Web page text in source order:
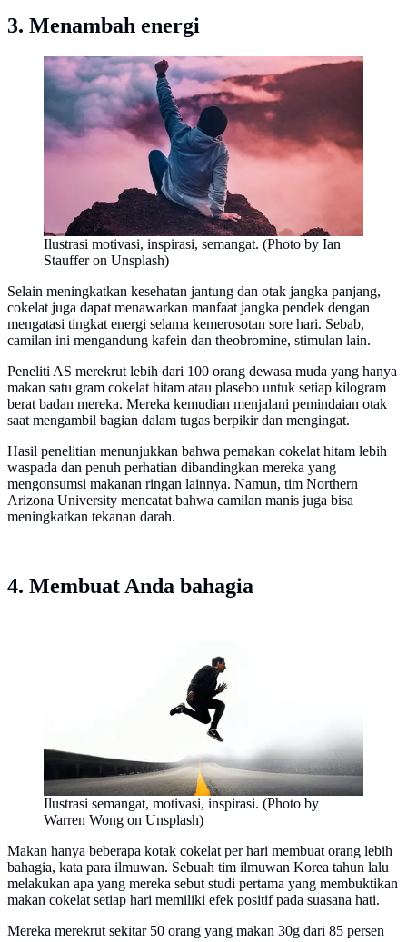
3. Menambah energi
Ilustrasi motivasi, inspirasi, semangat. (Photo by Ian
Stauffer on Unsplash)
Selain meningkatkan kesehatan jantung dan otak jangka panjang,
cokelat juga dapat menawarkan manfaat jangka pendek dengan
mengatasi tingkat energi selama kemerosotan sore hari. Sebab,
camilan ini mengandung kafein dan theobromine, stimulan lain.
Peneliti AS merekrut lebih dari 100 orang dewasa muda yang hanya
makan satu gram cokelat hitam atau plasebo untuk setiap kilogram
berat badan mereka. Mereka kemudian menjalani pemindaian otak
saat mengambil bagian dalam tugas berpikir dan mengingat.
Hasil penelitian menunjukkan bahwa pemakan cokelat hitam lebih
waspada dan penuh perhatian dibandingkan mereka yang
mengonsumsi makanan ringan lainnya. Namun, tim Northern
Arizona University mencatat bahwa camilan manis juga bisa
meningkatkan tekanan darah.
4. Membuat Anda bahagia
Ilustrasi semangat, motivasi, inspirasi. (Photo by
Warren Wong on Unsplash)
Makan hanya beberapa kotak cokelat per hari membuat orang lebih
bahagia, kata para ilmuwan. Sebuah tim ilmuwan Korea tahun lalu
melakukan apa yang mereka sebut studi pertama yang membuktikan
makan cokelat setiap hari memiliki efek positif pada suasana hati.
Mereka merekrut sekitar 50 orang yang makan 30g dari 85 persen